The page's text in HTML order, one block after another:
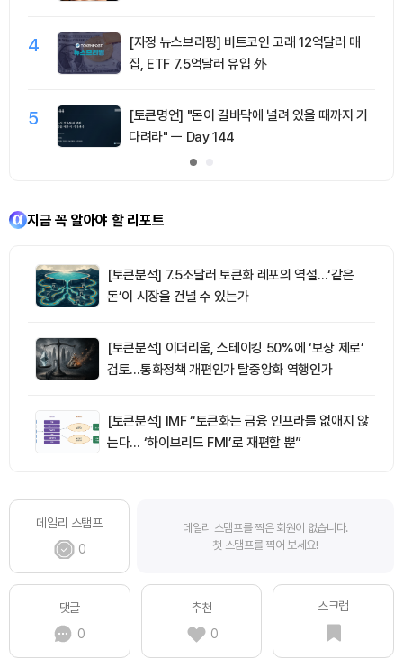
4
[자정 뉴스브리핑] 비트코인 고래 12억달러 매
집, ETF 7.5억달러 유입 外
5
[토큰명언] "돈이 길바닥에 널려 있을 때까지 기
다려라" ㅡ Day 144
지금 꼭 알아야 할 리포트
[토큰분석] 7.5조달러 토큰화 레포의 역설…‘같은
돈’이 시장을 건널 수 있는가
[토큰분석] 이더리움, 스테이킹 50%에 ‘보상 제로’
검토…통화정책 개편인가 탈중앙화 역행인가
[토큰분석] IMF “토큰화는 금융 인프라를 없애지 않
는다… ‘하이브리드 FMI’로 재편할 뿐”
데일리 스탬프
0
데일리 스탬프를 찍은 회원이 없습니다.
첫 스탬프를 찍어 보세요!
댓글
0
추천
0
스크랩